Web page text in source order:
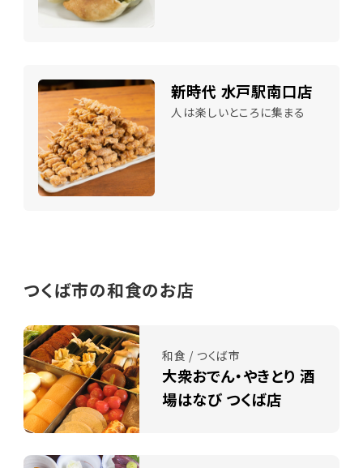
新時代 水戸駅南口店
人は楽しいところに集まる
つくば市の和食のお店
和食 / つくば市
大衆おでん・やきとり 酒
場はなび つくば店